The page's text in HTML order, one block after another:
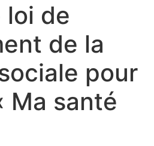
loi de
de la
pour
Ma santé